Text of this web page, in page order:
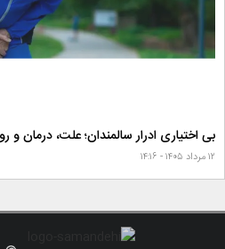
بی اختیاری ادرار سالمندان؛ علت، درمان
۱۲ مرداد ۱۴۰۵ - ۱۴:۱۶